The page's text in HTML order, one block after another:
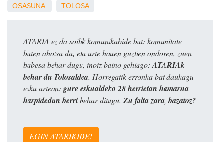
OSASUNA TOLOSA
ATARIA ez da soilik komunikabide bat: komunitate
baten ahotsa da, eta urte hauen guztien ondoren, zuen
babesa behar dugu, inoiz baino gehiago:ATARIAk
behar du Tolosaldea. Horregatik erronka bat daukagu
esku artean: gure eskualdeko 28 herrietan hamarna
harpidedun berribehar ditugu. Zu falta zara, bazatoz?
EGIN ATARIKIDE!